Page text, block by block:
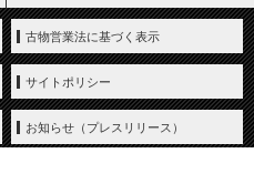
古物営業法に基づく表示
サイトポリシー
お知らせ（プレスリリース）